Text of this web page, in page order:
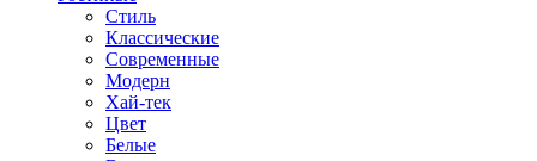
Стиль
Классические
Современные
Модерн
Хай-тек
Цвет
Белые